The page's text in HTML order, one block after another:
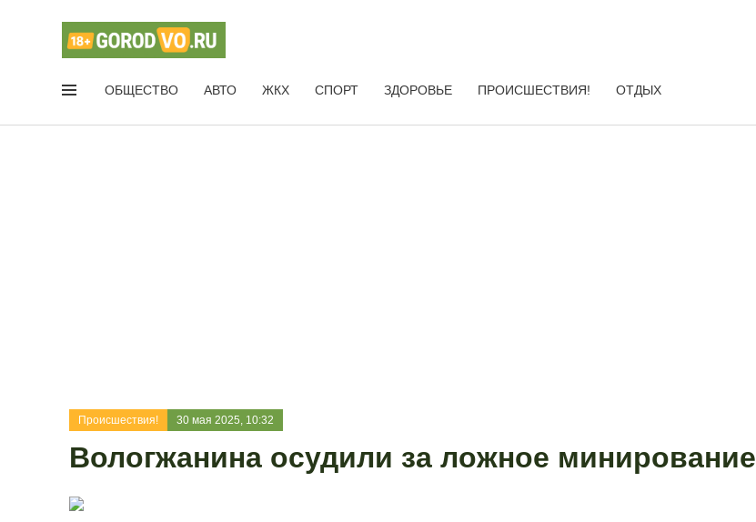
ОБЩЕСТВО АВТО ЖКХ СПОРТ ЗДОРОВЬЕ ПРОИСШЕСТВИЯ! ОТДЫХ
Происшествия! 30 мая 2025, 10:32
Вологжанина осудили за ложное минирование